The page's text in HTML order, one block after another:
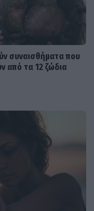
συναισθήματα που
από τα 12 ζώδια